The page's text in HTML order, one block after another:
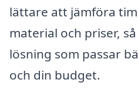
lättare att jämföra
material och priser,
lösning som passar
och din budget.